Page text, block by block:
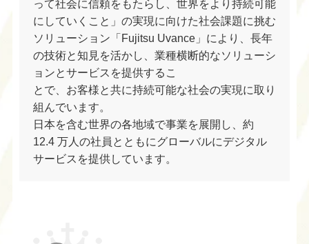
って社会に信頼をもたらし、世界をより持続可能
にしていくこと」の実現に向けた社会課題に挑む
ソリューション「Fujitsu Uvance」により、長年
の技術と知見を活かし、業種横断的なソリューシ
ョンとサービスを提供するこ
とで、お客様と共に持続可能な社会の実現に取り
組んでいます。
日本を含む世界の各地域で事業を展開し、約
12.4 万人の社員とともにグローバルにデジタル
サービスを提供しています。